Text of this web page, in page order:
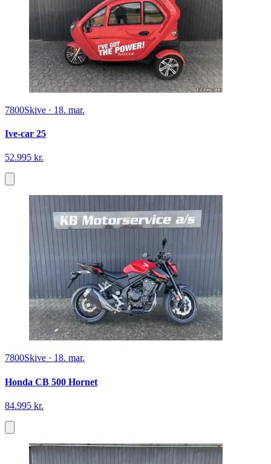
7800Skive · 18. mar.
Ive-car 25
52.995 kr.
7800Skive · 18. mar.
Honda CB 500 Hornet
84.995 kr.